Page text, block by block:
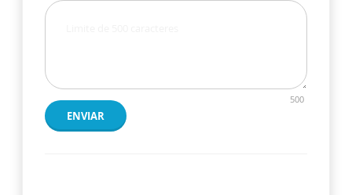
500
ENVIAR